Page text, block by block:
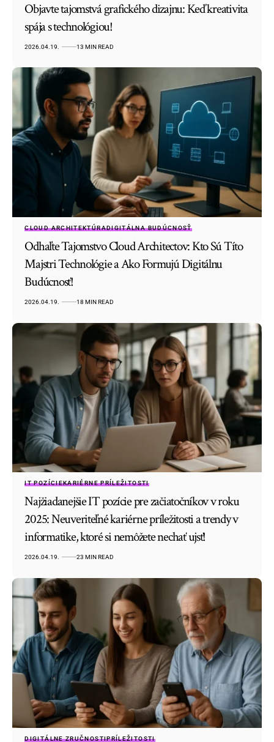
Objavte tajomstvá grafického dizajnu: Keď kreativita
spája s technológiou!
2026.04.19. 13 MIN READ
CLOUD ARCHITEKTÚRADIGITÁLNA BUDÚCNOSŤ
Odhaľte Tajomstvo Cloud Architectov: Kto Sú Títo
Majstri Technológie a Ako Formujú Digitálnu
Budúcnosť!
2026.04.19. 18 MIN READ
IT POZÍCIEKARIÉRNE PRÍLEŽITOSTI
Najžiadanejšie IT pozície pre začiatočníkov v roku
2025: Neuveriteľné kariérne príležitosti a trendy v
informatike, ktoré si nemôžete nechať ujsť!
2026.04.19. 23 MIN READ
DIGITÁLNE ZRUČNOSTIPRÍLEŽITOSTI